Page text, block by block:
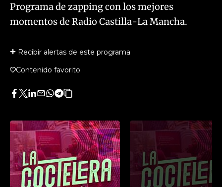
Programa de zapping con los mejores
momentos de Radio Castilla-La Mancha.
Recibir alertas de este programa
Contenido favorito
Facebook
Twitter
LinkedIn
Enviar
Whatsapp
Telegram
Copiar
artículo